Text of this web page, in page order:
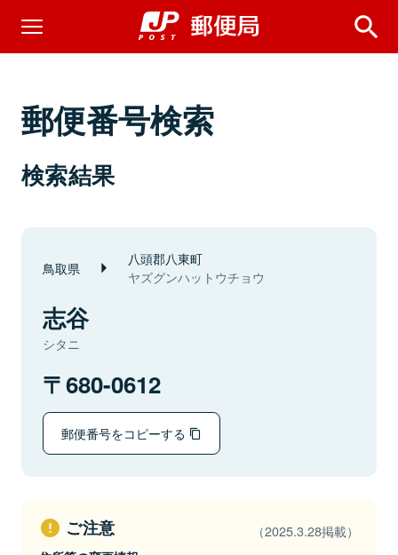
郵便番号検索
検索結果
鳥取県 八頭郡八東町
ヤズグンハットウチョウ
志谷
シタニ
680-0612
郵便番号をコピーする
ご注意 （2025.3.28掲載）